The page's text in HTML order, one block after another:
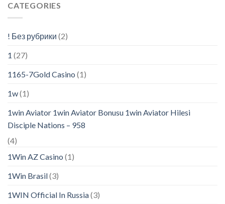
CATEGORIES
! Без рубрики (2)
1 (27)
1165-7Gold Casino (1)
1w(1)
1win Aviator 1win Aviator Bonusu 1win Aviator Hilesi
Disciple Nations – 958
(4)
1Win AZ Casino (1)
1Win Brasil(3)
1WIN Official In Russia(3)